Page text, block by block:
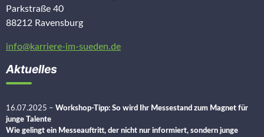
Parkstraße 40
88212 Ravensburg
info@karriere-im-sueden.de
Aktuelles
16.07.2025 – Workshop-Tipp: So wird Ihr Messestand zum Magnet für
junge Talente
Wie gelingt ein Messeauftritt, der nicht nur informiert, sondern junge